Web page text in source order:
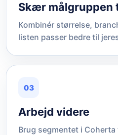
Skær målgruppen
Kombinér størrelse,
listen passer bedre til
03
Arbejd videre
Brug segmentet i Coherta